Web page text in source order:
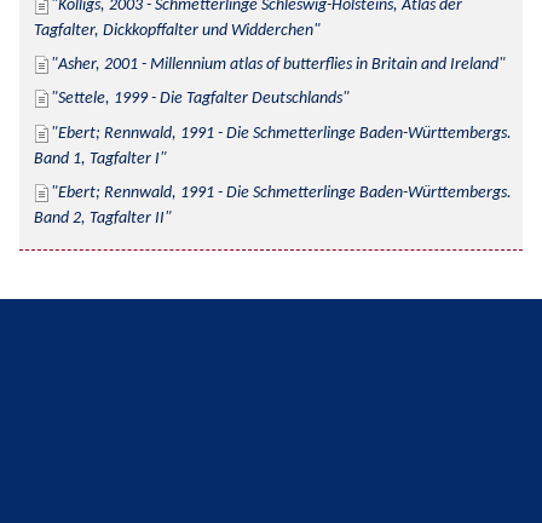
Kolligs, 2003 - Schmetterlinge Schleswig-Holsteins, Atlas der
Tagfalter, Dickkopffalter und Widderchen
Asher, 2001 - Millennium atlas of butterflies in Britain and Ireland
Settele, 1999 - Die Tagfalter Deutschlands
Ebert; Rennwald, 1991 - Die Schmetterlinge Baden-Württembergs.
Band 1, Tagfalter I
Ebert; Rennwald, 1991 - Die Schmetterlinge Baden-Württembergs.
Band 2, Tagfalter II